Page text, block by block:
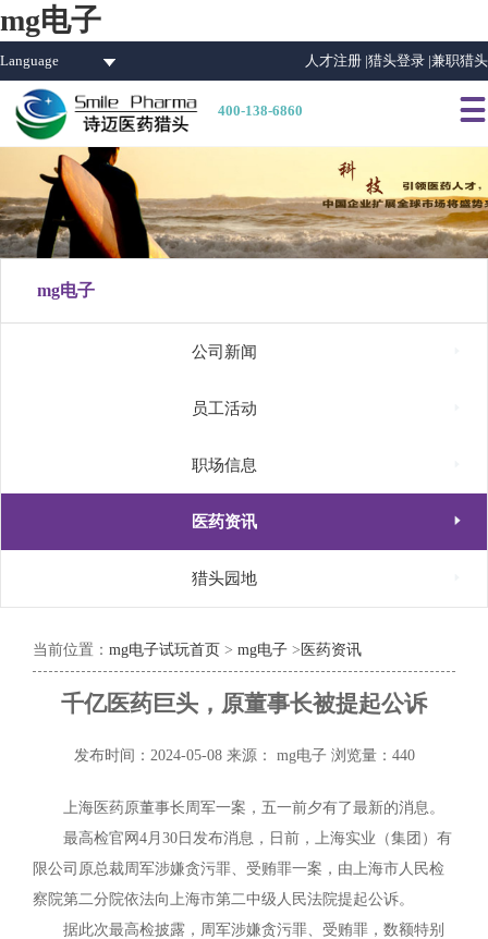
mg电子
Language 人才注册 |猎头登录 |兼职猎头
400-138-6860 
mg电子
公司新闻
员工活动
职场信息
医药资讯 
猎头园地
当前位置： mg电子试玩首页 > mg电子 > 医药资讯
千亿医药巨头，原董事长被提起公诉
发布时间：2024-05-08 来源： mg电子 浏览量：440
上海医药原董事长周军一案，五一前夕有了最新的消息。
最高检官网4月30日发布消息，日前，上海实业（集团）有
限公司原总裁周军涉嫌贪污罪、受贿罪一案，由上海市人民检
察院第二分院依法向上海市第二中级人民法院提起公诉。
据此次最高检披露，周军涉嫌贪污罪、受贿罪，数额特别